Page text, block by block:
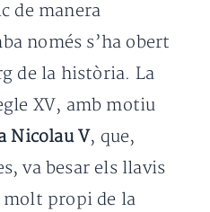
de manera
només s’ha obert
de la història. La
XV, amb motiu
Nicolau V, que,
va besar els llavis
molt propi de la